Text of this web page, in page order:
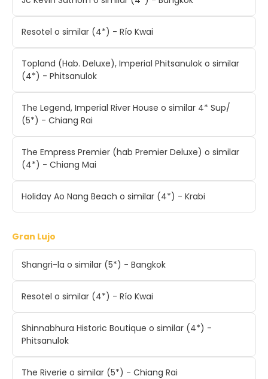
Resotel o similar (4*) - Río Kwai
Topland (Hab. Deluxe), Imperial Phitsanulok o similar
(4*) - Phitsanulok
The Legend, Imperial River House o similar 4* Sup/
(5*) - Chiang Rai
The Empress Premier (hab Premier Deluxe) o similar
(4*) - Chiang Mai
Holiday Ao Nang Beach o similar (4*) - Krabi
Gran Lujo
Shangri-la o similar (5*) - Bangkok
Resotel o similar (4*) - Río Kwai
Shinnabhura Historic Boutique o similar (4*) -
Phitsanulok
The Riverie o similar (5*) - Chiang Rai